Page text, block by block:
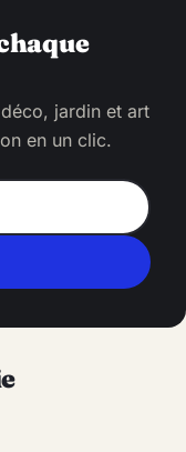
jardin et art
en un clic.